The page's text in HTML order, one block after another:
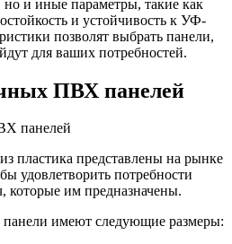
и иные параметры, такие как
и устойчивость к УФ-
позволят выбрать панели,
для ваших потребностей.
ПВХ панелей
пластика представлены на рынке
удовлетворить потребности
которые им предназначены.
имеют следующие размеры: